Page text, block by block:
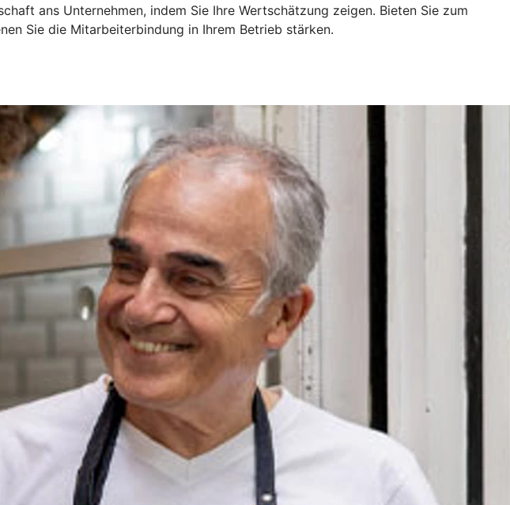
ans Unternehmen, indem Sie Ihre Wertschätzung zeigen. Bieten Sie zum
Sie die Mitarbeiterbindung in Ihrem Betrieb stärken.